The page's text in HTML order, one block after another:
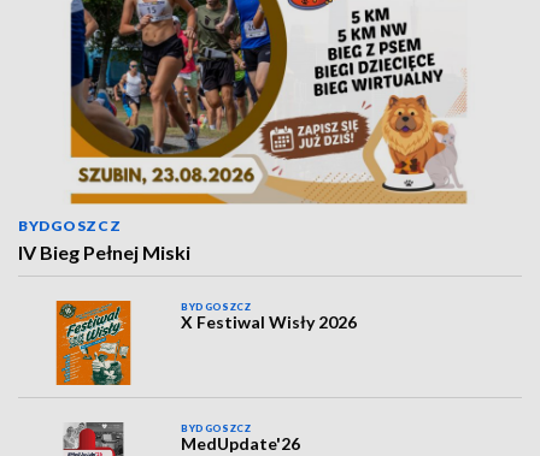
BYDGOSZCZ
IV Bieg Pełnej Miski
BYDGOSZCZ
X Festiwal Wisły 2026
BYDGOSZCZ
MedUpdate'26